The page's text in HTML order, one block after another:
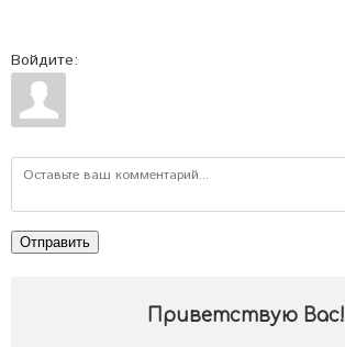
Войдите:
Отправить
Приветствую Вас!